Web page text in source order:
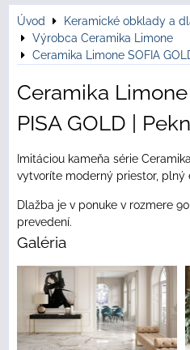
Úvod Keramické obklady a
Výrobca Ceramika Limone
Ceramika Limone SOFIA
Ceramika
PISA GOLD |
Imitáciou kameňa série
vytvoríte moderný priestor, plný
Dlažba je v ponuke v rozmere
prevedení.
Galéria